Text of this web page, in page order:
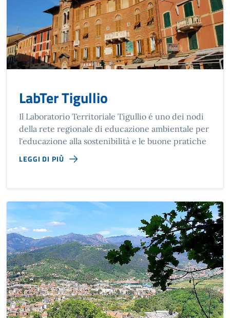
LabTer Tigullio
Il Laboratorio Territoriale Tigullio é uno dei nodi
della rete regionale di educazione ambientale per
l'educazione alla sostenibilità e le buone pratiche
LEGGI DI PIÙ